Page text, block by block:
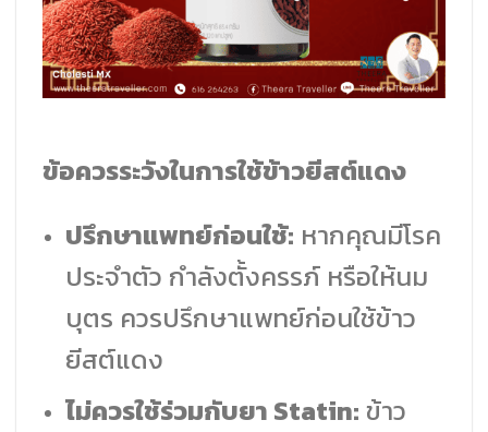
ข้อควรระวังในการใช้ข้าวยีสต์แดง
ปรึกษาแพทย์ก่อนใช้: หากคุณมีโรค
ประจำตัว กำลังตั้งครรภ์ หรือให้นม
บุตร ควรปรึกษาแพทย์ก่อนใช้ข้าว
ยีสต์แดง
ไม่ควรใช้ร่วมกับยา Statin: ข้าว